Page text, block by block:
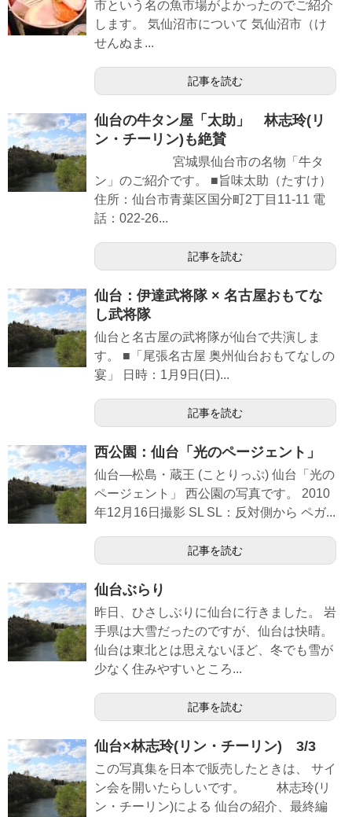
市という名の魚市場がよかったのでご紹介
します。 気仙沼市について 気仙沼市（け
せんぬま...
記事を読む
仙台の牛タン屋「太助」 林志玲(リ
ン・チーリン)も絶賛
宮城県仙台市の名物「牛タ
ン」のご紹介です。 ■旨味太助（たすけ）
住所：仙台市青葉区国分町2丁目11-11 電
話：022-26...
記事を読む
仙台：伊達武将隊 × 名古屋おもてな
し武将隊
仙台と名古屋の武将隊が仙台で共演しま
す。 ■「尾張名古屋 奥州仙台おもてなしの
宴」 日時：1月9日(日)...
記事を読む
西公園：仙台「光のページェント」
仙台―松島・蔵王 (ことりっぷ) 仙台「光の
ページェント」 西公園の写真です。 2010
年12月16日撮影 SL SL：反対側から ペガ...
記事を読む
仙台ぶらり
昨日、ひさしぶりに仙台に行きました。 岩
手県は大雪だったのですが、仙台は快晴。
仙台は東北とは思えないほど、冬でも雪が
少なく住みやすいところ...
記事を読む
仙台×林志玲(リン・チーリン) 3/3
この写真集を日本で販売したときは、 サイ
ン会を開いたらしいです。 林志玲(リ
ン・チーリン)による 仙台の紹介、最終編